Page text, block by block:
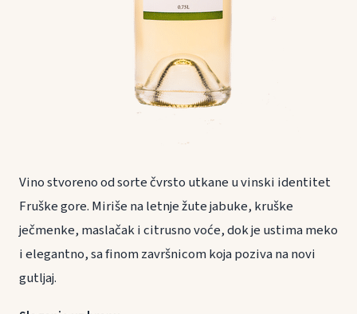
Vino stvoreno od sorte čvrsto utkane u vinski identitet
Fruške gore. Miriše na letnje žute jabuke, kruške
ječmenke, maslačak i citrusno voće, dok je ustima meko
i elegantno, sa finom završnicom koja poziva na novi
gutljaj.